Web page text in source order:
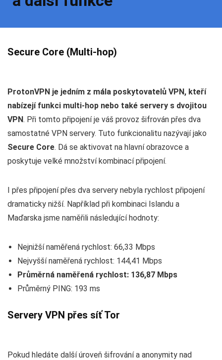
Secure Core (Multi-hop)
ProtonVPN je jedním z mála poskytovatelů VPN, kteří
nabízejí funkci multi-hop nebo také servery s dvojitou
VPN. Při tomto připojení je váš provoz šifrován přes dva
samostatné VPN servery. Tuto funkcionalitu nazývají jako
Secure Core. Dá se aktivovat na hlavní obrazovce a
poskytuje velké množství kombinací připojení.
I přes připojení přes dva servery nebyla rychlost připojení
dramaticky nižší. Například při kombinaci Islandu a
Maďarska jsme naměřili následující hodnoty:
Nejnižší naměřená rychlost: 66,33 Mbps
Nejvyšší naměřená rychlost: 144,41 Mbps
Průměrná naměřená rychlost: 136,87 Mbps
Průměrný PING: 193 ms
Servery VPN přes síť Tor
Pokud hledáte další úroveň šifrování a anonymity nad